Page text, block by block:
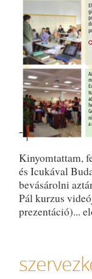
Kinyomtattam,
és Icukával
bevásárolni
Pál kurzus
prezentáció)...